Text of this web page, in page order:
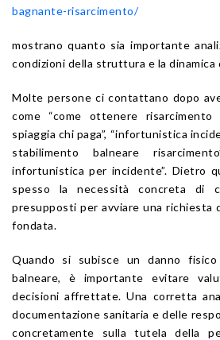
bagnante-risarcimento/
mostrano quanto sia importante
condizioni della struttura e la dinamica
Molte persone ci contattano dopo
come “come ottenere risarcimento
spiaggia chi paga”, “infortunistica
stabilimento balneare
infortunistica per incidente”. Dietro
spesso la necessità concreta di
presupposti per avviare una richiesta
fondata.
Quando si subisce un danno
balneare, è importante evitare
decisioni affrettate. Una corretta
documentazione sanitaria e delle
concretamente sulla tutela della